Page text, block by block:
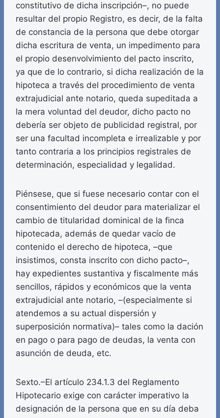
constitutivo de dicha inscripción–, no puede
resultar del propio Registro, es decir, de la falta
de constancia de la persona que debe otorgar
dicha escritura de venta, un impedimento para
el propio desenvolvimiento del pacto inscrito,
ya que de lo contrario, si dicha realización de la
hipoteca a través del procedimiento de venta
extrajudicial ante notario, queda supeditada a
la mera voluntad del deudor, dicho pacto no
debería ser objeto de publicidad registral, por
ser una facultad incompleta e irrealizable y por
tanto contraria a los principios registrales de
determinación, especialidad y legalidad.
Piénsese, que si fuese necesario contar con el
consentimiento del deudor para materializar el
cambio de titularidad dominical de la finca
hipotecada, además de quedar vacío de
contenido el derecho de hipoteca, –que
insistimos, consta inscrito con dicho pacto–,
hay expedientes sustantiva y fiscalmente más
sencillos, rápidos y económicos que la venta
extrajudicial ante notario, –(especialmente si
atendemos a su actual dispersión y
superposición normativa)– tales como la dación
en pago o para pago de deudas, la venta con
asunción de deuda, etc.
Sexto.–El artículo 234.1.3 del Reglamento
Hipotecario exige con carácter imperativo la
designación de la persona que en su día deba